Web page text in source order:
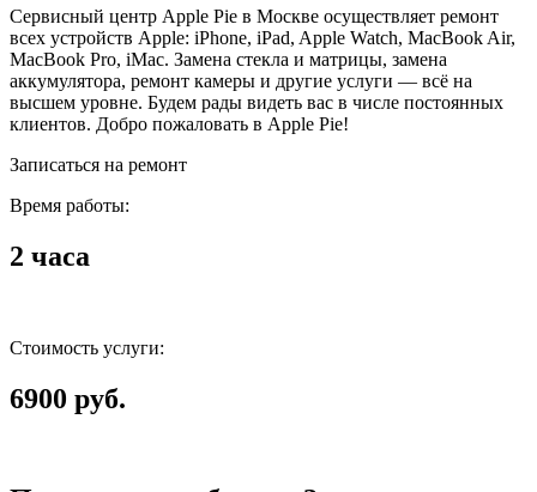
Сервисный центр Apple Pie в Москве осуществляет ремонт
всех устройств Apple: iPhone, iPad, Apple Watch, MacBook Air,
MacBook Pro, iMac. Замена стекла и матрицы, замена
аккумулятора, ремонт камеры и другие услуги — всё на
высшем уровне. Будем рады видеть вас в числе постоянных
клиентов. Добро пожаловать в Apple Pie!
Записаться на ремонт
Время работы:
2 часа
Стоимость услуги:
6900 руб.